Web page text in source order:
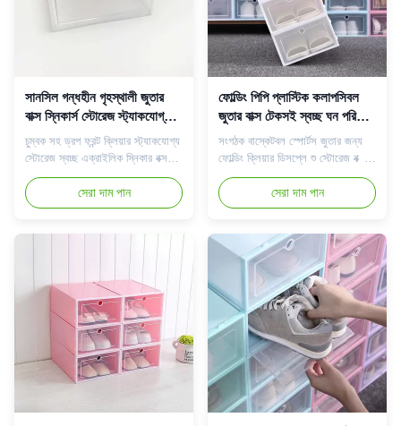
সানসিল গন্ধহীন গৃহস্থালী জুতার
বাক্স স্নিকার্স স্টোরেজ স্ট্যাকযোগ্য
স্বচ্ছ
চুম্বক সহ ড্রপ ফ্রন্ট ক্লিয়ার স্ট্যাকযোগ্য
স্টোরেজ স্বচ্ছ এক্রাইলিক স্নিকার বক্স
কেস ঘর পরিপাটি রাখুন: ঘরের চারপাশে
জুতা দেখে মন খারাপ?আমাদের জুতার বাক্স
চয়ন করুন, স্বচ্ছ নকশা নিশ্চিত করে যে
প্রদর্শিত হবে, যাতে আপনি সহজেই সমস্ত
বাক্স না খুলেই সঠিক জুতা খুঁজে পেতে
সেরা দাম পান
ফোল্ডিং পিপি প্লাস্টিক কলাপসিবল
জুতার বাক্স টেকসই স্বচ্ছ ঘন পরিবেশ
বান্ধব
সংগঠক বাস্কেটবল স্পোর্টস জুতার জন্য
ফোল্ডিং ক্লিয়ার ডিসপ্লে শু স্টোরেজ বক্স
পণ্যের বর্ণনা আপনি বাড়িতে জুতা সঞ্চয়
করতে পারেন, আপনার জুতা, স্পোর্টস
জুতা, হাই হিল ইত্যাদি বহু-কার্যকরী এবং
আমাদের স্বচ্ছ জুতার বাক্স ভাঁজ এবং
একত্রিত করা যেতে পারে, যা ইনস্টল করা
সেরা দাম পান